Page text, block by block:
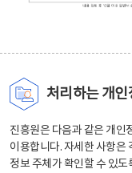
처리하는 개인
진흥원은 다음과 같은 개인
이용합니다. 자세한 사항은
정보 주체가 확인할 수 있